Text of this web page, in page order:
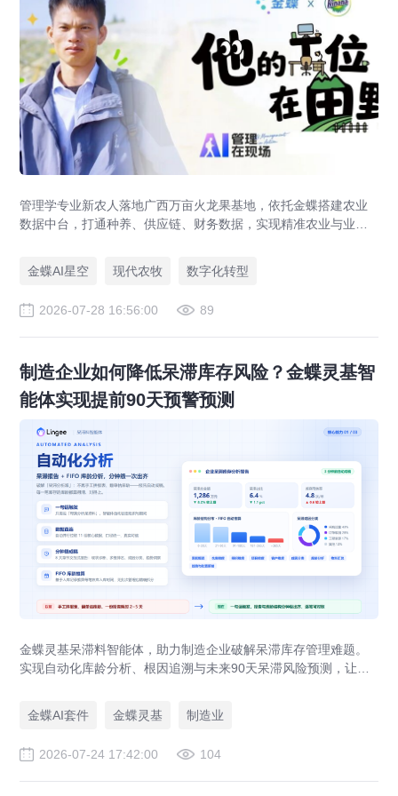
管理学专业新农人落地广西万亩火龙果基地，依托金蝶搭建农业
数据中台，打通种养、供应链、财务数据，实现精准农业与业财
金蝶AI星空
现代农牧 数字化转型
2026-07-28 16:56:00 89
制造企业如何降低呆滞库存风险？金蝶灵基智
能体实现提前90天预警预测
金蝶灵基呆滞料智能体，助力制造企业破解呆滞库存管理难题。
实现自动化库龄分析、根因追溯与未来90天呆滞风险预测，让库
金蝶AI套件
金蝶灵基 制造业
2026-07-24 17:42:00 104